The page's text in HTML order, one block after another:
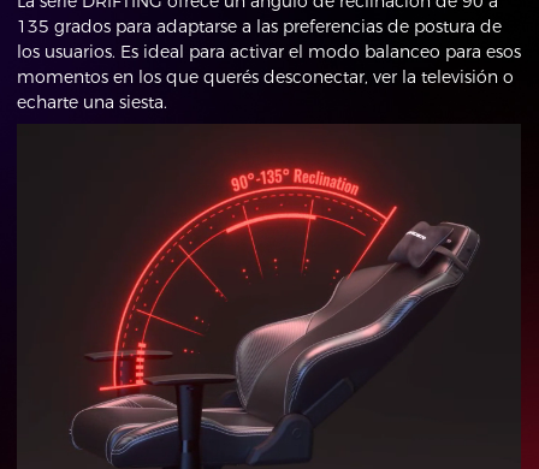
135 grados para adaptarse a las preferencias de postura de
los usuarios. Es ideal para activar el modo balanceo para esos
momentos en los que querés desconectar, ver la televisión o
echarte una siesta.